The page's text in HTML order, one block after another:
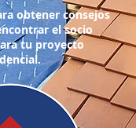
obtener consejos
el socio
tu proyecto